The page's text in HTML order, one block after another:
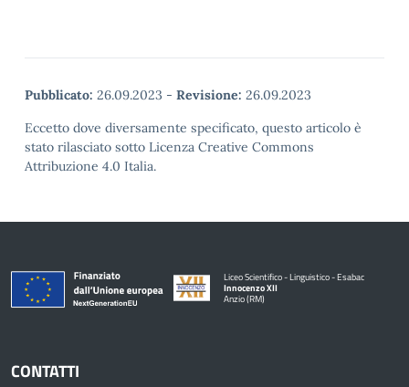
Pubblicato: 26.09.2023 - Revisione: 26.09.2023
Eccetto dove diversamente specificato, questo articolo è
stato rilasciato sotto Licenza Creative Commons
Attribuzione 4.0 Italia.
Liceo Scientifico - Linguistico - Esabac
Innocenzo XII
Anzio (RM)
CONTATTI